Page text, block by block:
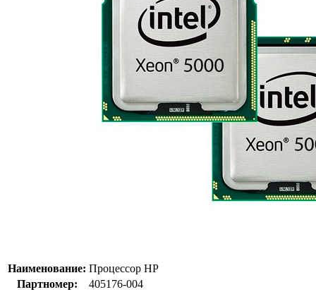
Наименование: Процессор HP
Партномер:
405176-004